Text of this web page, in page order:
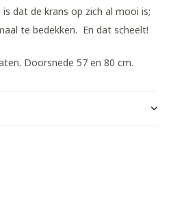
dat de krans op zich al mooi is;
te bedekken. En dat scheelt!
Doorsnede 57 en 80 cm.